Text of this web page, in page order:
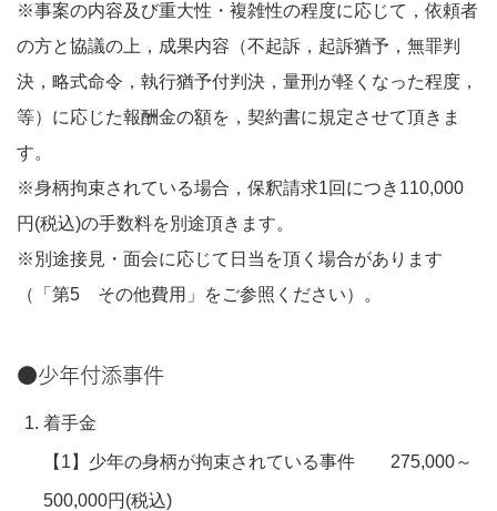
※事案の内容及び重大性・複雑性の程度に応じて，依頼者
の方と協議の上，成果内容（不起訴，起訴猶予，無罪判
決，略式命令，執行猶予付判決，量刑が軽くなった程度，
等）に応じた報酬金の額を，契約書に規定させて頂きま
す。
※身柄拘束されている場合，保釈請求1回につき110,000
円(税込)の手数料を別途頂きます。
※別途接見・面会に応じて日当を頂く場合があります
（「第5 その他費用」をご参照ください）。
●少年付添事件
着手金
【1】少年の身柄が拘束されている事件 275,000～
500,000円(税込)